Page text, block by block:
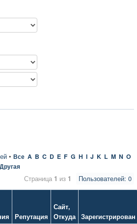
• Все A B C D E F G H I J K L M N O
Другая
Пользователей: 0
Страница 1 из 1
Репутация
Сайт,
Откуда Зарегистрирован